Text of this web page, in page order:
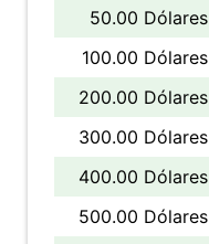
50.00 Dólares
100.00 Dólares
200.00 Dólares
300.00 Dólares
400.00 Dólares
500.00 Dólares